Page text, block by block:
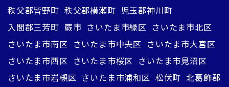
秩父郡皆野町 秩父郡横瀬町 児玉郡神川町
入間郡三芳町 蕨市 さいたま市緑区 さいたま市北区
さいたま市南区 さいたま市中央区 さいたま市大宮区
さいたま市西区 さいたま市桜区 さいたま市見沼区
さいたま市岩槻区 さいたま市浦和区 松伏町 北葛飾郡